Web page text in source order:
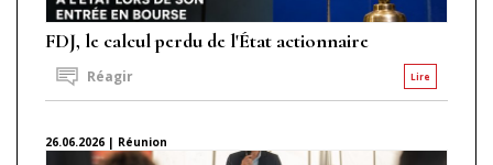
FDJ, le calcul perdu de l'État actionnaire
Lire
Réagir
26.06.2026 | Réunion